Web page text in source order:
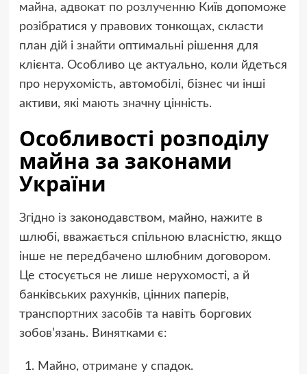
майна, адвокат по розлученню Київдопоможе
розібратися у правових тонкощах, скласти
план дій і знайти оптимальні рішення для
клієнта. Особливо це актуально, коли йдеться
про нерухомість, автомобілі, бізнес чи інші
активи, які мають значну цінність.
Особливості розподілу
майна за законами
України
Згідно із законодавством, майно, нажите в
шлюбі, вважається спільною власністю, якщо
інше не передбачено шлюбним договором.
Це стосується не лише нерухомості, а й
банківських рахунків, цінних паперів,
транспортних засобів та навіть боргових
зобов’язань. Винятками є:
Майно, отримане у спадок.